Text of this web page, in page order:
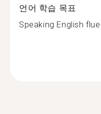
언어 학습 목표
Speaking English